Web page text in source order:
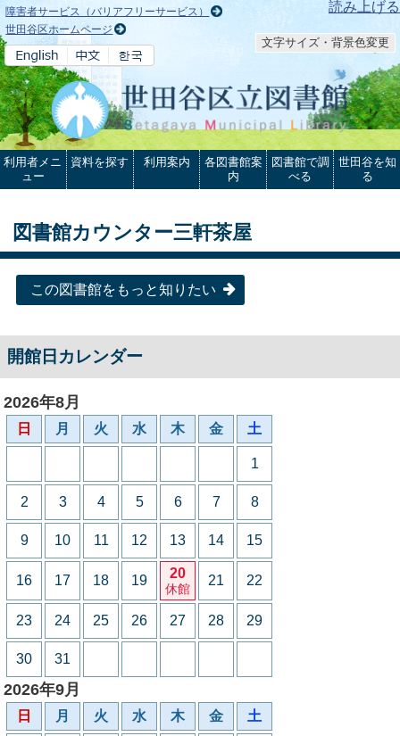
本文へ 読み上げる
障害者サービス（バリアフリーサービス）
世田谷区ホームページ
文字サイズ・背景色変更
利用者メニ
ュー
資料を探す 利用案内
各図書館案
内
図書館で調
べる
世田谷を知
る
図書館カウンター三軒茶屋
この図書館をもっと知りたい
開館日カレンダー
2026年8月
日 月 火 水 木 金 土
1
2 3 4 5 6 7 8
9 10 11 12 13 14 15
16 17 18 19 20
休館
21 22
23 24 25 26 27 28 29
30 31
2026年9月
日 月 火 水 木 金 土